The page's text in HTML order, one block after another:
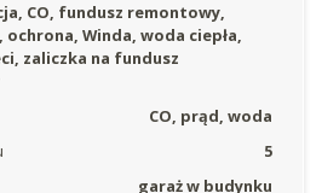
CO, fundusz remontowy,
Winda, woda ciepła,
zaliczka na fundusz
CO, prąd, woda
5
garaż w budynku